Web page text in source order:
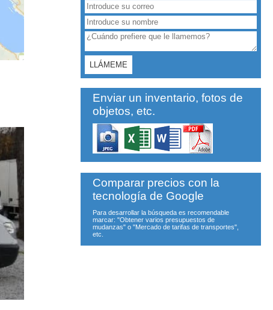
Enviar un inventario, fotos de
objetos, etc.
Comparar precios con la
tecnología de Google
Para desarrollar la búsqueda es recomendable
marcar: "Obtener varios presupuestos de
mudanzas" o "Mercado de tarifas de transportes",
etc.